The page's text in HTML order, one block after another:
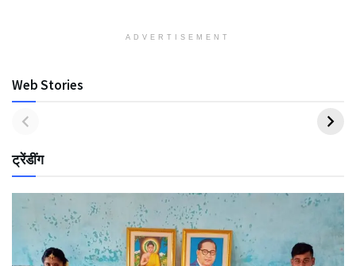
ADVERTISEMENT
Web Stories
ट्रेंडींग